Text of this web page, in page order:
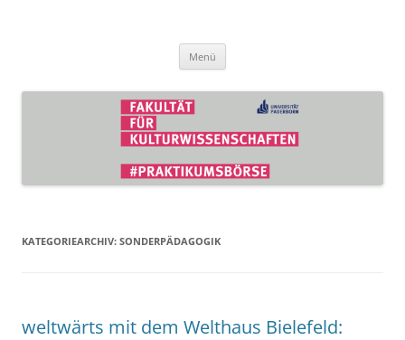
Kulturwissenschaften
Menü
KATEGORIEARCHIV: SONDERPÄDAGOGIK
weltwärts mit dem Welthaus Bielefeld: